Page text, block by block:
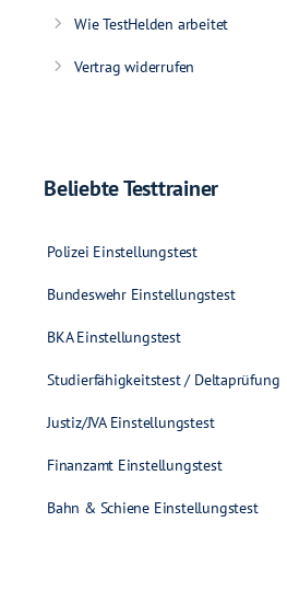
Wie TestHelden arbeitet
Vertrag widerrufen
Beliebte Testtrainer
Polizei Einstellungstest
Bundeswehr Einstellungstest
BKA Einstellungstest
Studierfähigkeitstest / Deltaprüfung
Justiz/JVA Einstellungstest
Finanzamt Einstellungstest
Bahn & Schiene Einstellungstest